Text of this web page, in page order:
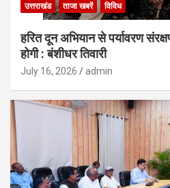
उत्तराखंड ताजा खबरें विविध
हरित दून अभियान से पर्यावरण
होगी : बंशीधर तिवारी
July 16, 2026 admin